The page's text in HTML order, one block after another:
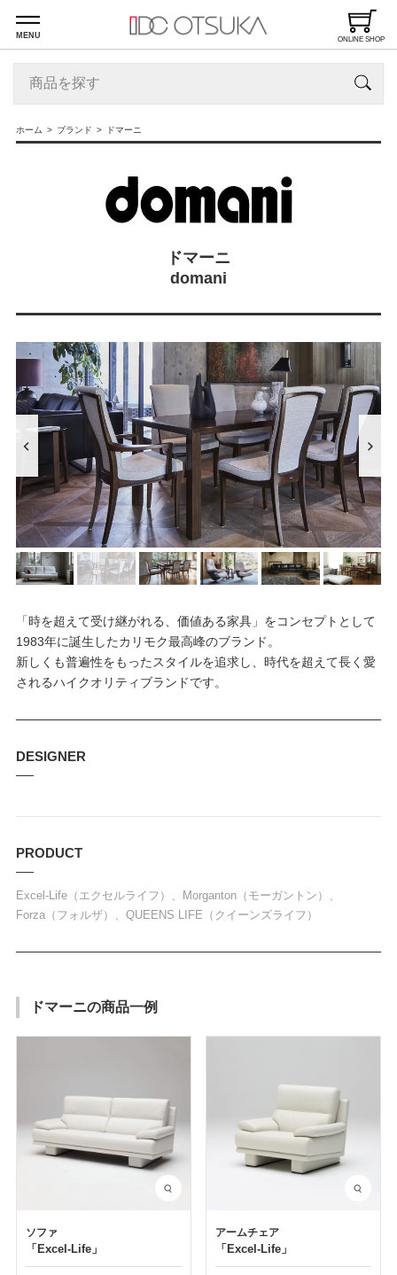
MENU ONLINE SHOP
ホーム ブランド ドマーニ
ドマーニ
domani
「時を超えて受け継がれる、価値ある家具」をコンセプトとして
1983年に誕生したカリモク最高峰のブランド。
新しくも普遍性をもったスタイルを追求し、時代を超えて⻑く愛
されるハイクオリティブランドです。
DESIGNER
PRODUCT
Excel-Life（エクセルライフ）、Morganton（モーガントン）、
Forza（フォルザ）、QUEENS LIFE（クイーンズライフ）
ドマーニの商品一例
ソファ
「Excel-Life」
アームチェア
「Excel-Life」